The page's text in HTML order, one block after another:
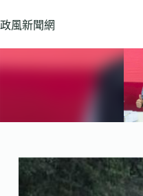
至
政風新聞網